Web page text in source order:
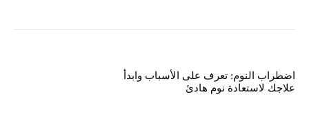
اضطراب النوم: تعرف على الأسباب وابدأ
علاجك لاستعادة نوم هادئ